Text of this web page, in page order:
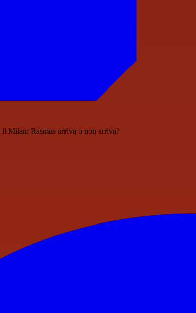
Milan: Rasmus arriva o non arriva?